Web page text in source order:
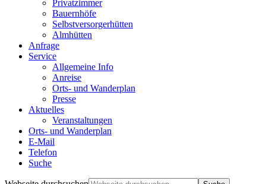
Privatzimmer
Bauernhöfe
Selbstversorgerhütten
Almhütten
Anfrage
Service
Allgemeine Info
Anreise
Orts- und Wanderplan
Presse
Aktuelles
Veranstaltungen
Orts- und Wanderplan
E-Mail
Telefon
Suche